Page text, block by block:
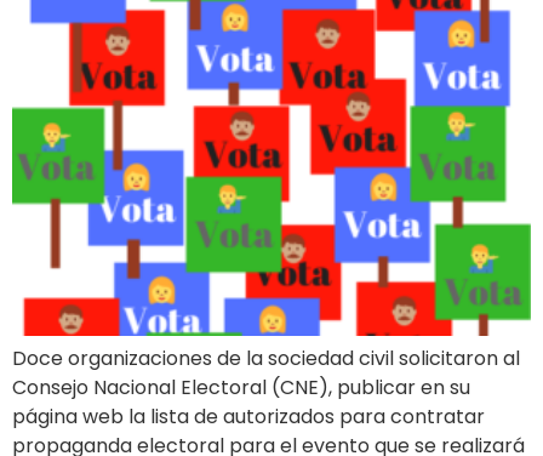
Doce organizaciones de la sociedad civil solicitaron al
Consejo Nacional Electoral (CNE), publicar en su
página web la lista de autorizados para contratar
propaganda electoral para el evento que se realizará